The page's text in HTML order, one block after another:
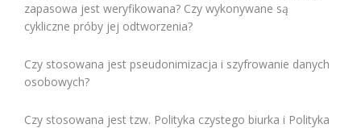
zapasowa jest weryfikowana? Czy wykonywane są
cykliczne próby jej odtworzenia?
Czy stosowana jest pseudonimizacja i szyfrowanie danych
osobowych?
Czy stosowana jest tzw. Polityka czystego biurka i Polityka